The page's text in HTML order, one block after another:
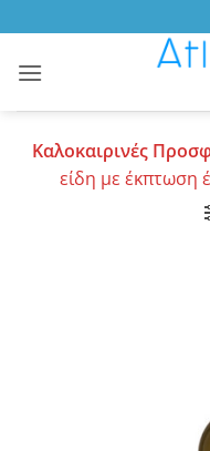
to
content
Καλοκαιρινές
είδη με έκπτωση